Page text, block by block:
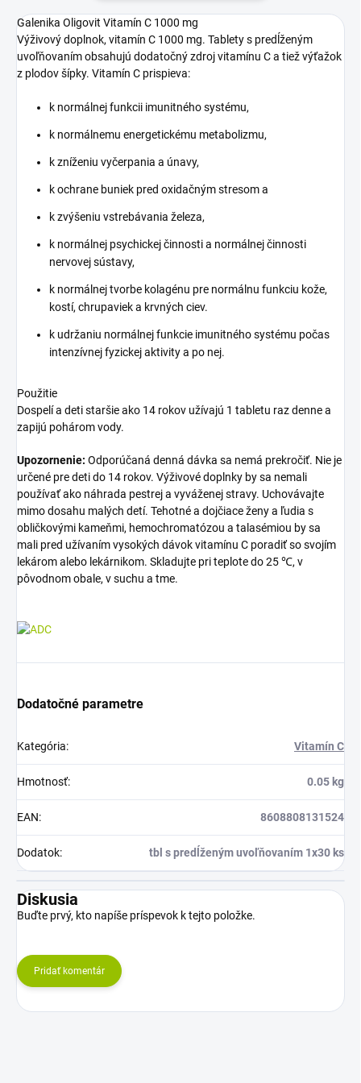
Galenika Oligovit Vitamín C 1000 mg
Výživový doplnok, vitamín C 1000 mg. Tablety s predĺženým
uvoľňovaním obsahujú dodatočný zdroj vitamínu C a tiež výťažok
z plodov šípky. Vitamín C prispieva:
k normálnej funkcii imunitného systému,
k normálnemu energetickému metabolizmu,
k zníženiu vyčerpania a únavy,
k ochrane buniek pred oxidačným stresom a
k zvýšeniu vstrebávania železa,
k normálnej psychickej činnosti a normálnej činnosti
nervovej sústavy,
k normálnej tvorbe kolagénu pre normálnu funkciu kože,
kostí, chrupaviek a krvných ciev.
k udržaniu normálnej funkcie imunitného systému počas
intenzívnej fyzickej aktivity a po nej.
Použitie
Dospelí a deti staršie ako 14 rokov užívajú 1 tabletu raz denne a
zapijú pohárom vody.
Upozornenie: Odporúčaná denná dávka sa nemá prekročiť. Nie je
určené pre deti do 14 rokov. Výživové doplnky by sa nemali
používať ako náhrada pestrej a vyváženej stravy. Uchovávajte
mimo dosahu malých detí. Tehotné a dojčiace ženy a ľudia s
obličkovými kameňmi, hemochromatózou a talasémiou by sa
mali pred užívaním vysokých dávok vitamínu C poradiť so svojím
lekárom alebo lekárnikom. Skladujte pri teplote do 25 ℃, v
pôvodnom obale, v suchu a tme.
Dodatočné parametre
Kategória: Vitamín C
Hmotnosť: 0.05 kg
EAN: 8608808131524
Dodatok: tbl s predĺženým uvoľňovaním 1x30 ks
Diskusia
Buďte prvý, kto napíše príspevok k tejto položke.
Pridať komentár